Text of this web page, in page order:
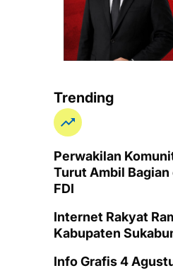
Trending
Perwakilan
Turut Ambil Bagian
FDI
Internet Rakyat
Kabupaten
Info Grafis 4